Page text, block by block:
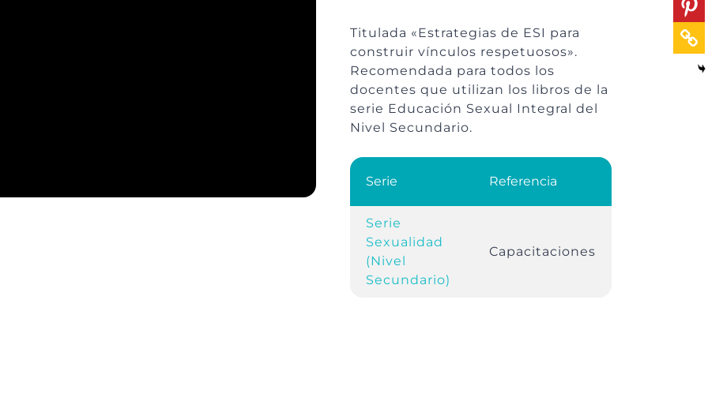
Titulada «Estrategias de ESI para
construir vínculos respetuosos».
Recomendada para todos los
docentes que utilizan los libros de la
serie Educación Sexual Integral del
Nivel Secundario.
Serie Referencia
Serie
Sexualidad
(Nivel
Secundario)
Capacitaciones